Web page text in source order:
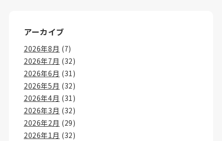
アーカイブ
2026年8月 (7)
2026年7月 (32)
2026年6月 (31)
2026年5月 (32)
2026年4月 (31)
2026年3月 (32)
2026年2月 (29)
2026年1月 (32)